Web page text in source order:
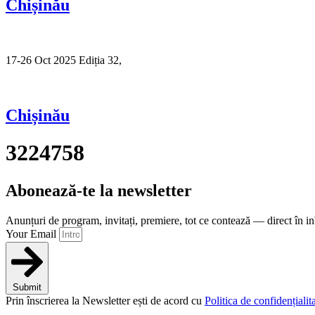
Chișinău
17-26 Oct 2025 Ediția 32,
Chișinău
3224758
Abonează-te la newsletter
Anunțuri de program, invitați, premiere, tot ce contează — direct în
Your Email
Submit
Prin înscrierea la Newsletter ești de acord cu Politica de